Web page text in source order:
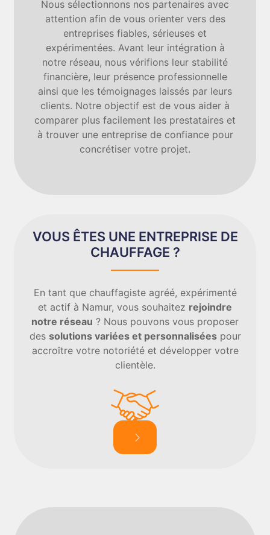
Nous sélectionnons nos partenaires avec
attention afin de vous orienter vers des
entreprises fiables, sérieuses et
expérimentées. Avant leur intégration à
notre réseau, nous vérifions leur stabilité
financière, leur présence professionnelle
ainsi que les témoignages laissés par leurs
clients. Notre objectif est de vous aider à
comparer plus facilement les prestataires et
à trouver une entreprise de confiance pour
concrétiser votre projet.
VOUS ÊTES UNE ENTREPRISE DE
CHAUFFAGE ?
En tant que chauffagiste agréé, expérimenté
et actif à Namur, vous souhaitez rejoindre
notre réseau ? Nous pouvons vous proposer
des solutions variées et personnaliséespour
accroître votre notoriété et développer votre
clientèle.